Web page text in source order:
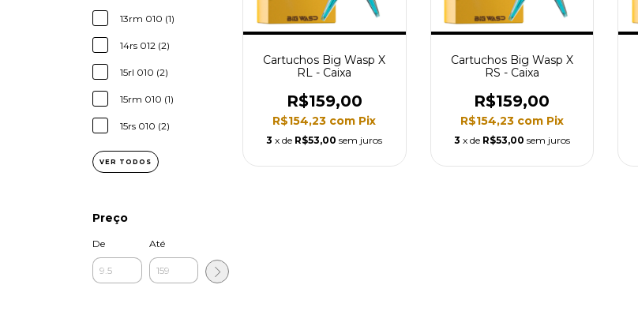
13rm 010 (1)
14rs 012 (2)
15rl 010 (2)
15rm 010 (1)
15rs 010 (2)
VER TODOS
Preço
De Até
Cartuchos Big Wasp X
RL - Caixa
R$159,00
R$154,23 com Pix
3 x de R$53,00 sem juros
Cartuchos Big Wasp X
RS - Caixa
R$159,00
R$154,23 com Pix
3 x de R$53,00 sem juros